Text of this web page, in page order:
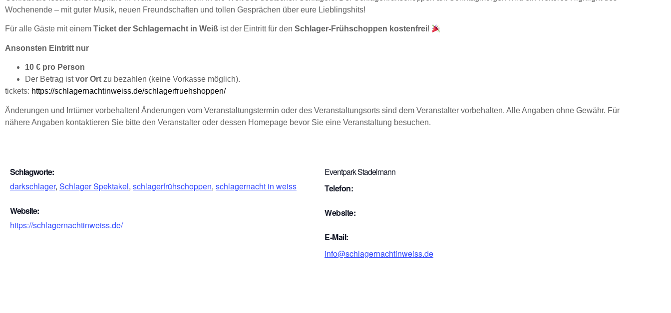
Wochenende – mit guter Musik, neuen Freundschaften und tollen Gesprächen über eure Lieblingshits!
Für alle Gäste mit einem Ticket der Schlagernacht in Weiß ist der Eintritt für den Schlager-Frühschoppen kostenfrei!
Ansonsten Eintritt nur
10 € pro Person
Der Betrag istvor Ort zu bezahlen (keine Vorkasse möglich).
tickets: https://schlagernachtinweiss.de/schlagerfruehshoppen/
Änderungen und Irrtümer vorbehalten! Änderungen vom Veranstaltungstermin oder des Veranstaltungsorts sind dem Veranstalter vorbehalten. Alle Angaben ohne Gewähr. Für
nähere Angaben kontaktieren Sie bitte den Veranstalter oder dessen Homepage bevor Sie eine Veranstaltung besuchen.
Schlagworte:
darkschlager, Schlager Spektakel, schlagerfrühschoppen, schlagernacht in weiss
Website:
https://schlagernachtinweiss.de/
Eventpark Stadelmann
Telefon:
Website:
E-Mail:
info@schlagernachtinweiss.de